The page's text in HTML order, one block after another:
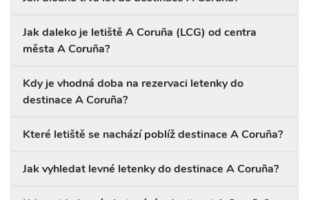
Jak daleko je letiště A Coruña (LCG) od centra
města A Coruña?
Kdy je vhodná doba na rezervaci letenky do
destinace A Coruña?
Které letiště se nachází poblíž destinace A Coruña?
Jak vyhledat levné letenky do destinace A Coruña?